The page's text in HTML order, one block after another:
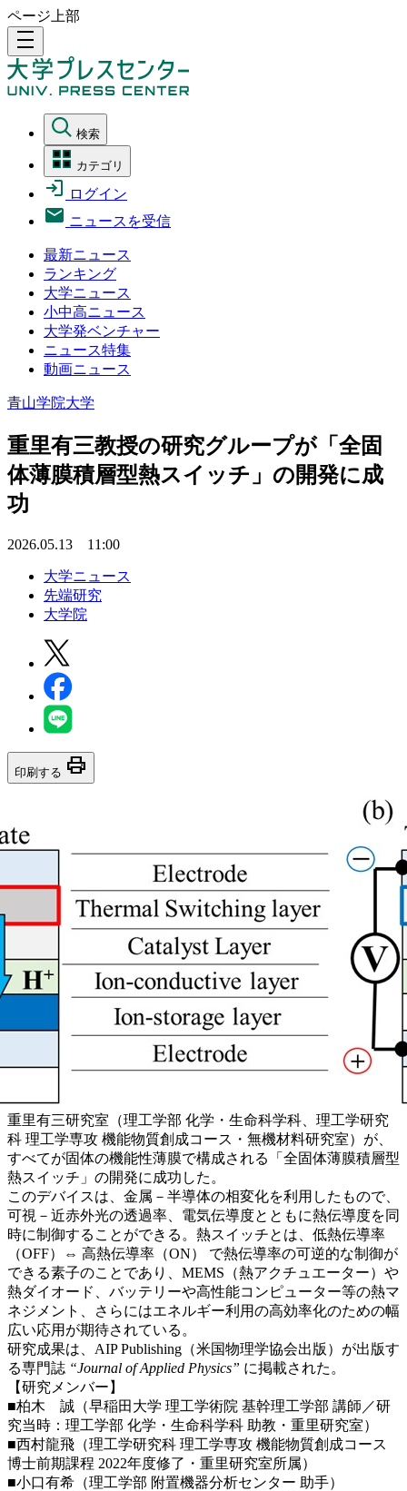
ページ上部
density_medium
検索
カテゴリ
ログイン
ニュースを受信
最新ニュース
ランキング
大学ニュース
小中高ニュース
大学発ベンチャー
ニュース特集
動画ニュース
青山学院大学
重里有三教授の研究グループが「全固
体薄膜積層型熱スイッチ」の開発に成
功
2026.05.13 11:00
大学ニュース
先端研究
大学院
印刷する print
重里有三研究室（理工学部 化学・生命科学科、理工学研究
科 理工学専攻 機能物質創成コース・無機材料研究室）が、
すべてが固体の機能性薄膜で構成される「全固体薄膜積層型
熱スイッチ」の開発に成功した。
このデバイスは、金属－半導体の相変化を利用したもので、
可視－近赤外光の透過率、電気伝導度とともに熱伝導度を同
時に制御することができる。熱スイッチとは、低熱伝導率
（OFF）⇔ 高熱伝導率（ON） で熱伝導率の可逆的な制御が
できる素子のことであり、MEMS（熱アクチュエーター）や
熱ダイオード、バッテリーや高性能コンピューター等の熱マ
ネジメント、さらにはエネルギー利用の高効率化のための幅
広い応用が期待されている。
研究成果は、AIP Publishing（米国物理学協会出版）が出版す
る専門誌 “Journal of Applied Physics” に掲載された。
【研究メンバー】
■柏木 誠（早稲田大学 理工学術院 基幹理工学部 講師／研
究当時：理工学部 化学・生命科学科 助教・重里研究室）
■西村龍飛（理工学研究科 理工学専攻 機能物質創成コース
博士前期課程 2022年度修了・重里研究室所属）
■小口有希（理工学部 附置機器分析センター 助手）